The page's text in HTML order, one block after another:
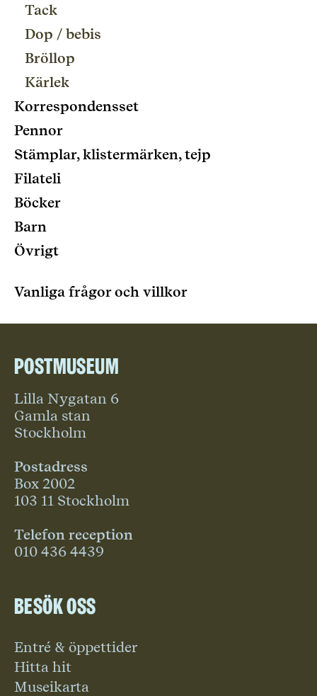
Tack
Dop / bebis
Bröllop
Kärlek
Korrespondensset
Pennor
Stämplar, klistermärken, tejp
Filateli
Böcker
Barn
Övrigt
Vanliga frågor och villkor
Postmuseum
Lilla Nygatan 6
Gamla stan
Stockholm
Postadress
Box 2002
103 11 Stockholm
Telefon reception
010 436 4439
Besök oss
Entré & öppettider
Hitta hit
Museikarta